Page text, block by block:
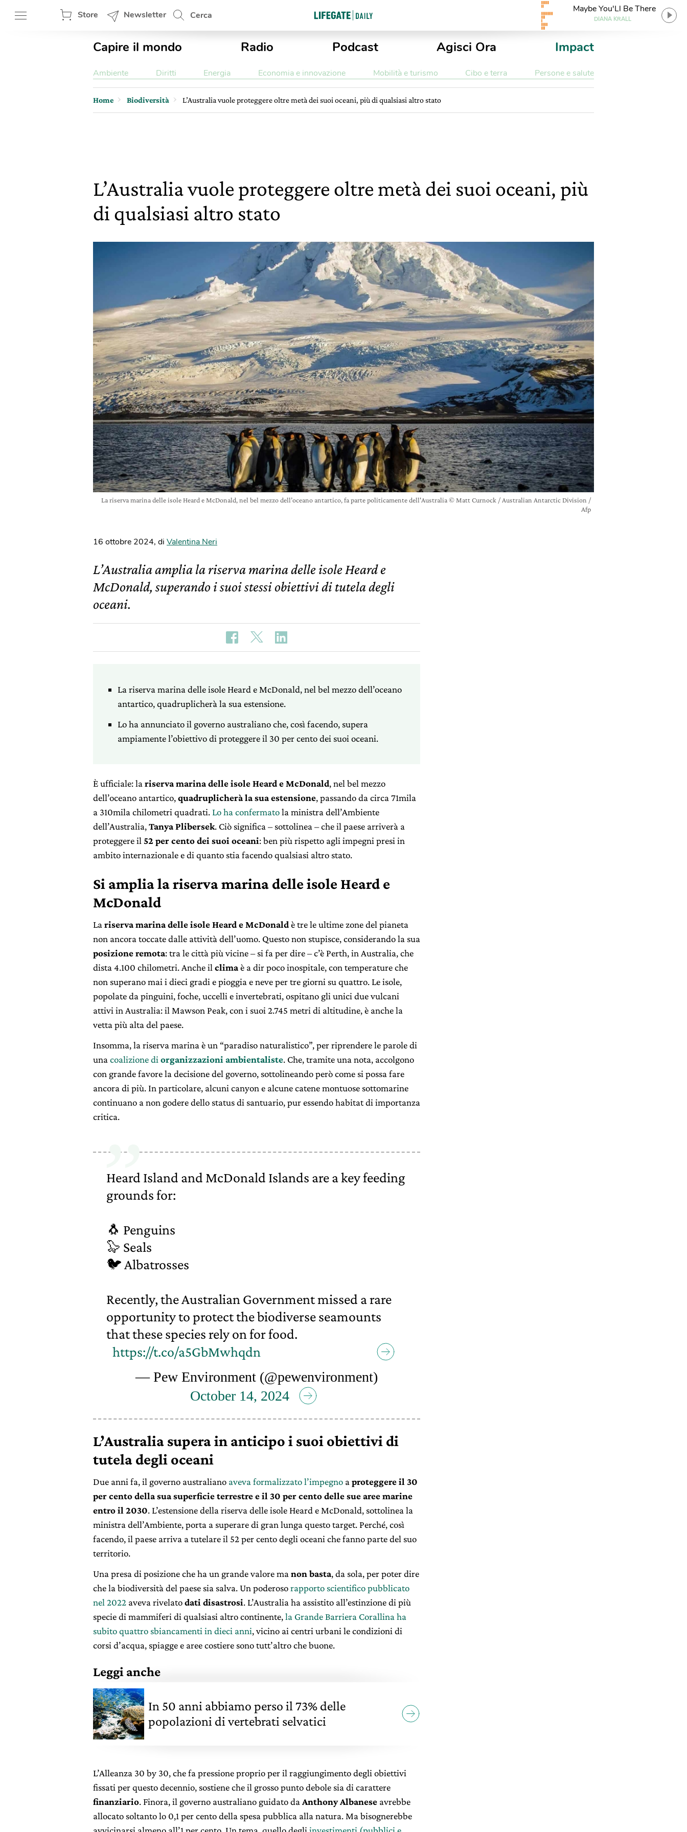
Store Newsletter Cerca
Maybe You'Ll Be There
DIANA KRALL
Capire il mondo Radio Podcast Agisci Ora Impact
Ambiente Diritti Energia Economia e innovazione Mobilità e turismo Cibo e terra Persone e salute
Home Biodiversità L’Australia vuole proteggere oltre metà dei suoi oceani, più di qualsiasi altro stato
L’Australia vuole proteggere oltre metà dei suoi oceani, più
di qualsiasi altro stato
La riserva marina delle isole Heard e McDonald, nel bel mezzo dell’oceano antartico, fa parte politicamente dell'Australia © Matt Curnock / Australian Antarctic Division /
Afp
16 ottobre 2024, di Valentina Neri
L’Australia amplia la riserva marina delle isole Heard e
McDonald, superando i suoi stessi obiettivi di tutela degli
oceani.
La riserva marina delle isole Heard e McDonald, nel bel mezzo dell’oceano
antartico, quadruplicherà la sua estensione.
Lo ha annunciato il governo australiano che, così facendo, supera
ampiamente l’obiettivo di proteggere il 30 per cento dei suoi oceani.
È ufficiale: la riserva marina delle isole Heard e McDonald, nel bel mezzo
dell’oceano antartico,quadruplicherà la sua estensione, passando da circa 71mila
a 310mila chilometri quadrati. Lo ha confermatola ministra dell’Ambiente
dell’Australia,Tanya Plibersek. Ciò significa – sottolinea – che il paese arriverà a
proteggere il 52 per cento dei suoi oceani: ben più rispetto agli impegni presi in
ambito internazionale e di quanto stia facendo qualsiasi altro stato.
Si amplia la riserva marina delle isole Heard e
McDonald
La riserva marina delle isole Heard e McDonaldè tre le ultime zone del pianeta
non ancora toccate dalle attività dell’uomo. Questo non stupisce, considerando la sua
posizione remota: tra le città più vicine – si fa per dire – c’è Perth, in Australia, che
dista 4.100 chilometri. Anche il climaè a dir poco inospitale, con temperature che
non superano mai i dieci gradi e pioggia e neve per tre giorni su quattro. Le isole,
popolate da pinguini, foche, uccelli e invertebrati, ospitano gli unici due vulcani
attivi in Australia: il Mawson Peak, con i suoi 2.745 metri di altitudine, è anche la
vetta più alta del paese.
Insomma, la riserva marina è un “paradiso naturalistico”, per riprendere le parole di
una coalizione di organizzazioni ambientaliste. Che, tramite una nota, accolgono
con grande favore la decisione del governo, sottolineando però come si possa fare
ancora di più. In particolare, alcuni canyon e alcune catene montuose sottomarine
continuano a non godere dello status di santuario, pur essendo habitat di importanza
critica.
Heard Island and McDonald Islands are a key feeding
grounds for:
🐧 Penguins
🦭 Seals
🐦 Albatrosses
Recently, the Australian Government missed a rare
opportunity to protect the biodiverse seamounts
that these species rely on for food.
https://t.co/a5GbMwhqdn
— Pew Environment (@pewenvironment)
October 14, 2024
L’Australia supera in anticipo i suoi obiettivi di
tutela degli oceani
Due anni fa, il governo australiano aveva formalizzato l’impegno a proteggere il 30
per cento della sua superficie terrestre e il 30 per cento delle sue aree marine
entro il 2030. L’estensione della riserva delle isole Heard e McDonald, sottolinea la
ministra dell’Ambiente, porta a superare di gran lunga questo target. Perché, così
facendo, il paese arriva a tutelare il 52 per cento degli oceani che fanno parte del suo
territorio.
Una presa di posizione che ha un grande valore ma non basta, da sola, per poter dire
che la biodiversità del paese sia salva. Un poderosorapporto scientifico pubblicato
nel 2022 aveva rivelatodati disastrosi. L’Australia ha assistito all’estinzione di più
specie di mammiferi di qualsiasi altro continente,la Grande Barriera Corallina ha
subito quattro sbiancamenti in dieci anni, vicino ai centri urbani le condizioni di
corsi d’acqua, spiagge e aree costiere sono tutt’altro che buone.
Leggi anche
In 50 anni abbiamo perso il 73% delle
popolazioni di vertebrati selvatici
L’Alleanza 30 by 30, che fa pressione proprio per il raggiungimento degli obiettivi
fissati per questo decennio, sostiene che il grosso punto debole sia di carattere
finanziario. Finora, il governo australiano guidato da Anthony Albanese avrebbe
allocato soltanto lo 0,1 per cento della spesa pubblica alla natura. Ma bisognerebbe